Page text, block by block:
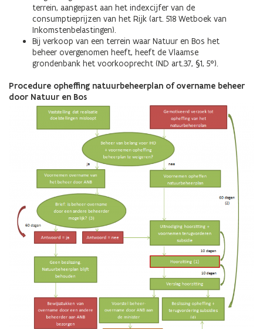
terrein, aangepast aan het indexcijfer van de
consumptieprijzen van het Rijk (art. 518 Wetboek van
Inkomstenbelastingen).
Bij verkoop van een terrein waar Natuur en Bos het
beheer overgenomen heeft, heeft de Vlaamse
grondenbank het voorkooprecht (ND art.37, §1, 5°).
Procedure opheffing natuurbeheerplan of overname beheer
door Natuur en Bos
Afbeelding